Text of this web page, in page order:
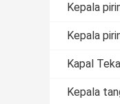
Kepala
Kepala
Kapal
Kepala